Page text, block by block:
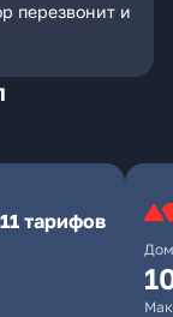
перезвонит и
11 тарифов